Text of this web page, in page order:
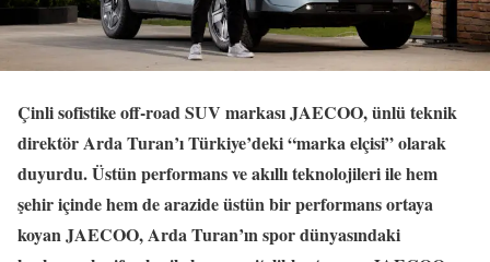
Çinli sofistike off-road SUV markası JAECOO, ünlü teknik
direktör Arda Turan’ı Türkiye’deki “marka elçisi” olarak
duyurdu. Üstün performans ve akıllı teknolojileri ile hem
şehir içinde hem de arazide üstün bir performans ortaya
koyan JAECOO, Arda Turan’ın spor dünyasındaki